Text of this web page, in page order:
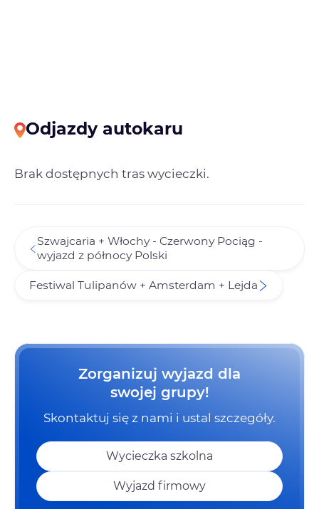
Odjazdy autokaru
Brak dostępnych tras wycieczki.
Szwajcaria + Włochy - Czerwony Pociąg -
wyjazd z północy Polski
Festiwal Tulipanów + Amsterdam + Lejda
Zorganizuj wyjazd dla
swojej grupy!
Skontaktuj się z nami i ustal szczegóły.
Wycieczka szkolna
Wyjazd firmowy